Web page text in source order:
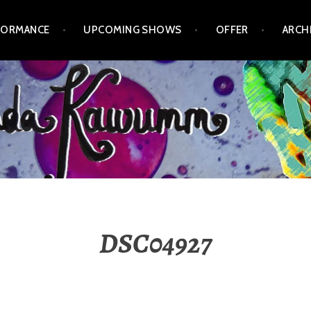
UPCOMING SHOWS OFFER
DSC04927